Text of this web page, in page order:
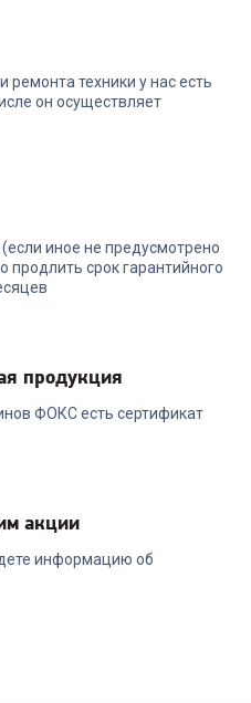
ремонта техники у нас есть
он осуществляет
иное не предусмотрено
срок гарантийного
продукция
ФОКС есть сертификат
акции
информацию об